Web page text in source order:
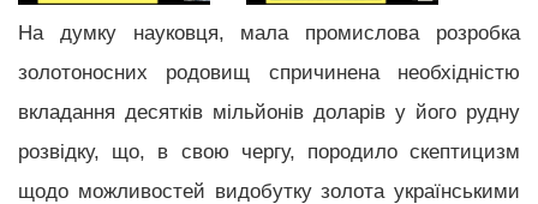
На думку науковця, мала промислова розробка
золотоносних родовищ спричинена необхідністю
вкладання десятків мільйонів доларів у його рудну
розвідку, що, в свою чергу, породило скептицизм
щодо можливостей видобутку золота українськими